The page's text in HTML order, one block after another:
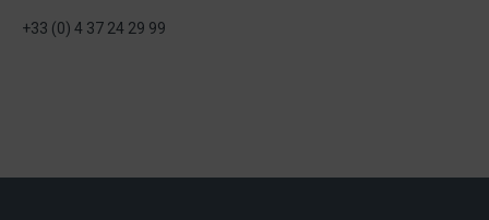
+33 (0) 4 37 24 29 99